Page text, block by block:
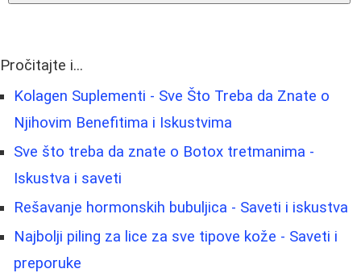
Pročitajte i...
Kolagen Suplementi - Sve Što Treba da Znate o
Njihovim Benefitima i Iskustvima
Sve što treba da znate o Botox tretmanima -
Iskustva i saveti
Rešavanje hormonskih bubuljica - Saveti i iskustva
Najbolji piling za lice za sve tipove kože - Saveti i
preporuke